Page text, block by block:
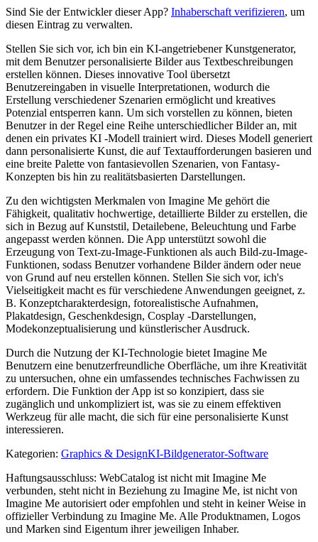
Sind Sie der Entwickler dieser App? Inhaberschaft verifizieren, um
diesen Eintrag zu verwalten.
Stellen Sie sich vor, ich bin ein KI-angetriebener Kunstgenerator,
mit dem Benutzer personalisierte Bilder aus Textbeschreibungen
erstellen können. Dieses innovative Tool übersetzt
Benutzereingaben in visuelle Interpretationen, wodurch die
Erstellung verschiedener Szenarien ermöglicht und kreatives
Potenzial entsperren kann. Um sich vorstellen zu können, bieten
Benutzer in der Regel eine Reihe unterschiedlicher Bilder an, mit
denen ein privates KI -Modell trainiert wird. Dieses Modell generiert
dann personalisierte Kunst, die auf Textaufforderungen basieren und
eine breite Palette von fantasievollen Szenarien, von Fantasy-
Konzepten bis hin zu realitätsbasierten Darstellungen.
Zu den wichtigsten Merkmalen von Imagine Me gehört die
Fähigkeit, qualitativ hochwertige, detaillierte Bilder zu erstellen, die
sich in Bezug auf Kunststil, Detailebene, Beleuchtung und Farbe
angepasst werden können. Die App unterstützt sowohl die
Erzeugung von Text-zu-Image-Funktionen als auch Bild-zu-Image-
Funktionen, sodass Benutzer vorhandene Bilder ändern oder neue
von Grund auf neu erstellen können. Stellen Sie sich vor, ich's
Vielseitigkeit macht es für verschiedene Anwendungen geeignet, z.
B. Konzeptcharakterdesign, fotorealistische Aufnahmen,
Plakatdesign, Geschenkdesign, Cosplay -Darstellungen,
Modekonzeptualisierung und künstlerischer Ausdruck.
Durch die Nutzung der KI-Technologie bietet Imagine Me
Benutzern eine benutzerfreundliche Oberfläche, um ihre Kreativität
zu untersuchen, ohne ein umfassendes technisches Fachwissen zu
erfordern. Die Funktion der App ist so konzipiert, dass sie
zugänglich und unkompliziert ist, was sie zu einem effektiven
Werkzeug für alle macht, die sich für eine personalisierte Kunst
interessieren.
Kategorien: Graphics & DesignKI-Bildgenerator-Software
Haftungsausschluss: WebCatalog ist nicht mit Imagine Me
verbunden, steht nicht in Beziehung zu Imagine Me, ist nicht von
Imagine Me autorisiert oder empfohlen und steht in keiner Weise in
offizieller Verbindung zu Imagine Me. Alle Produktnamen, Logos
und Marken sind Eigentum ihrer jeweiligen Inhaber.